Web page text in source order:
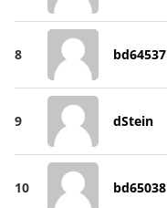
8 bd64537
9 dStein
10 bd65038